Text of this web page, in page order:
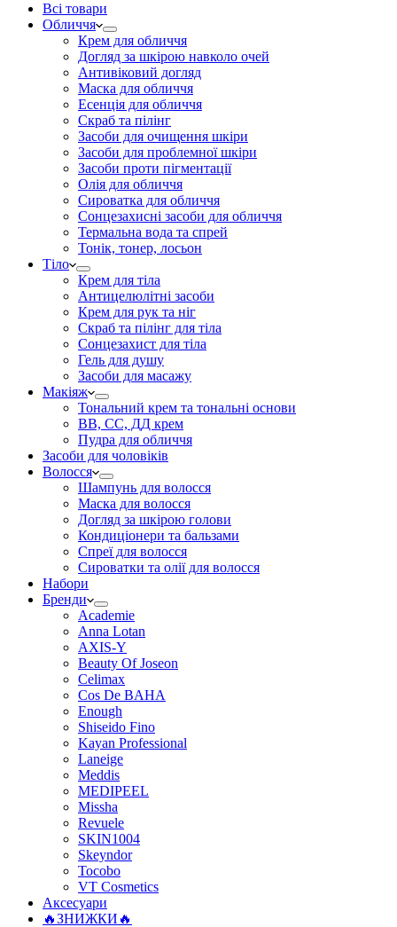
Всі товари
Обличчя
Крем для обличчя
Догляд за шкірою навколо очей
Антивіковий догляд
Маска для обличчя
Есенція для обличчя
Скраб та пілінг
Засоби для очищення шкіри
Засоби для проблемної шкіри
Засоби проти пігментації
Олія для обличчя
Сироватка для обличчя
Сонцезахисні засоби для обличчя
Термальна вода та спрей
Тонік, тонер, лосьон
Тіло
Крем для тіла
Антицелюлітні засоби
Крем для рук та ніг
Скраб та пілінг для тіла
Сонцезахист для тіла
Гель для душу
Засоби для масажу
Макіяж
Тональний крем та тональні основи
BB, СС, ДД крем
Пудра для обличчя
Засоби для чоловіків
Волосся
Шампунь для волосся
Маска для волосся
Догляд за шкірою голови
Кондиціонери та бальзами
Спреї для волосся
Сироватки та олії для волосся
Набори
Бренди
Academie
Anna Lotan
AXIS-Y
Beauty Of Joseon
Celimax
Cos De BAHA
Enough
Shiseido Fino
Kayan Professional
Laneige
Meddis
MEDIPEEL
Missha
Revuele
SKIN1004
Skeyndor
Tocobo
VT Cosmetics
Аксесуари
🔥ЗНИЖКИ🔥